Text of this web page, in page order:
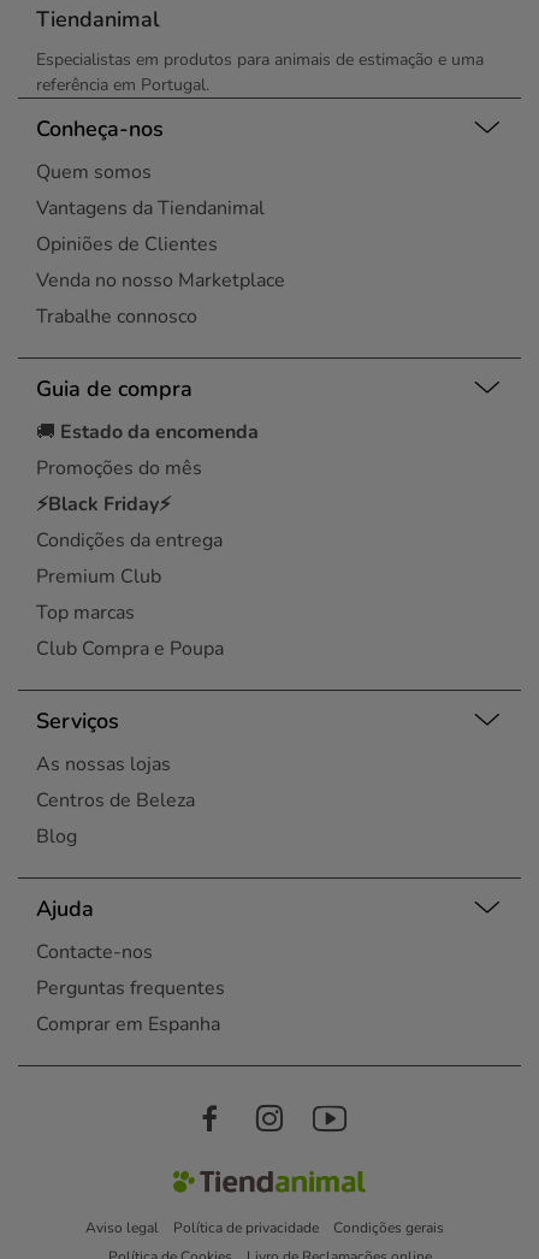
Tiendanimal
Especialistas em produtos para animais de estimação e uma
referência em Portugal.
Conheça-nos
Quem somos
Vantagens da Tiendanimal
Opiniões de Clientes
Venda no nosso Marketplace
Trabalhe connosco
Guia de compra
🚚 Estado da encomenda
Promoções do mês
⚡Black Friday⚡
Condições da entrega
Premium Club
Top marcas
Club Compra e Poupa
Serviços
As nossas lojas
Centros de Beleza
Blog
Ajuda
Contacte-nos
Perguntas frequentes
Comprar em Espanha
Aviso legal Política de privacidade
Condições gerais